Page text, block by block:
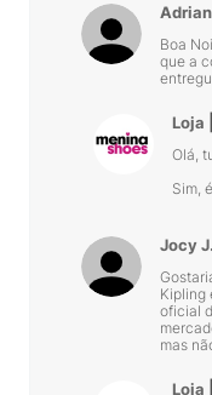
Boa
que a
Loja
Olá,
Sim,
Jocy J.
Kipling
oficial
mas
Loja